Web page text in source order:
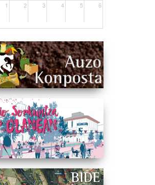
1 2 3 4 5 6